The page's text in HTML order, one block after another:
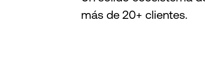
más de 20+ clientes.